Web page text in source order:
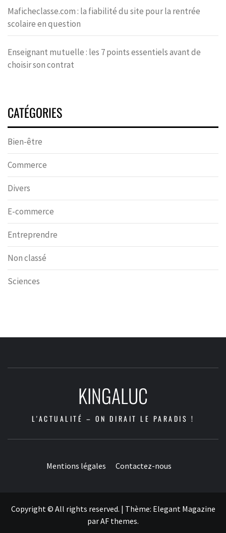
Maficheclasse.com : la fiabilité du site pour la rentrée
scolaire en question
Enseignant mutuelle : les 7 points essentiels avant de
choisir son contrat
CATÉGORIES
Bien-être
Commerce
Divers
E-commerce
Entreprendre
Non classé
Sciences
KINGALUC
L'ACTUALITÉ – ON DIRAIT LE PARADIS !
Mentions légales Contactez-nous
Copyright © All rights reserved. | Thème: Elegant Magazine
parAF themes.